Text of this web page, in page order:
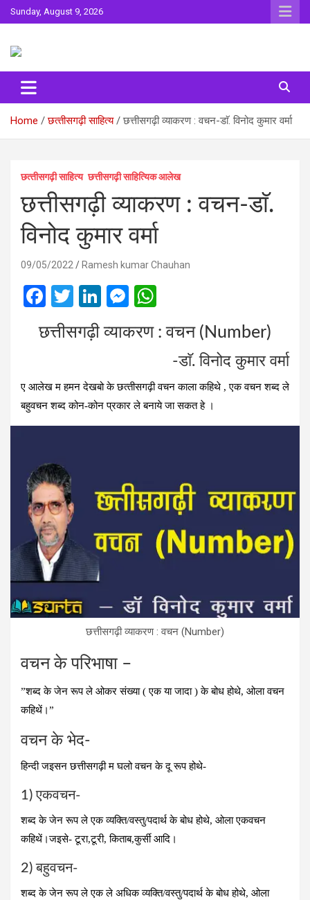
Skip
to
Sunday, August 9, 2026
Surta
Home छत्‍तीसगढ़ी साहित्‍य छत्तीसगढ़ी व्याकरण : वचन-डाॅ. विनोद कुमार वर्मा
छत्‍तीसगढ़ी साहित्‍य छत्तीसगढ़ी साहित्यिक आलेख
छत्तीसगढ़ी व्याकरण : वचन-डाॅ.
विनोद कुमार वर्मा
09/05/2022 Ramesh kumar Chauhan
F
ce
o
o
k
T
wi
tt
Li
ke
n
M
se
g
er
at
A
p
p
छत्तीसगढ़ी व्याकरण : वचन (Number)
-डाॅ. विनोद कुमार वर्मा
ए आलेख म हमन देखबो के छत्‍तीसगढ़ी वचन काला कहिथे , एक वचन शब्‍द ले
बहुवचन शब्‍द कोन-कोन प्रकार ले बनाये जा सकत हे ।
छत्तीसगढ़ी व्याकरण : वचन (Number)
वचन के परिभाषा –
”शब्द के जेन रूप ले ओकर संख्या ( एक या जादा ) के बोध होथे, ओला वचन
कहिथें।”
वचन के भेद-
हिन्दी जइसन छत्तीसगढ़ी म घलो वचन के दू रूप होथे-
1) एकवचन-
शब्द के जेन रूप ले एक व्यक्ति/वस्तु/पदार्थ के बोध होथे, ओला एकवचन
कहिथें।जइसे- टूरा,टूरी, किताब,कुर्सी आदि।
2) बहुवचन-
शब्द के जेन रूप ले एक ले अधिक व्यक्ति/वस्तु/पदार्थ के बोध होथे, ओला